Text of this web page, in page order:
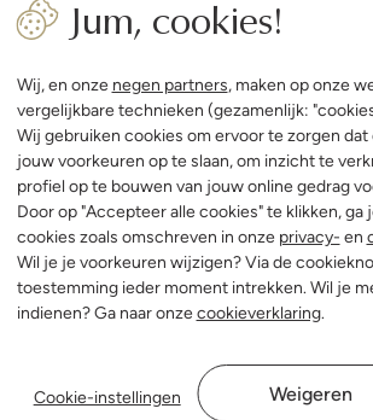
Jum, cookies!
Wij, en onze negen partners, maken op onze
vergelijkbare technieken (gezamenlijk:
Wij gebruiken cookies om ervoor te zorgen
jouw voorkeuren op te slaan, om inzicht te
profiel op te bouwen van jouw online gedrag
Door op "Accepteer alle cookies" te klikken, ga
cookies zoals omschreven in onze privacy- en
Wil je je voorkeuren wijzigen? Via de
toestemming ieder moment intrekken. Wil je
indienen? Ga naar onzecookieverklaring.
Cookie-instellingen Weigeren
Product
2/5